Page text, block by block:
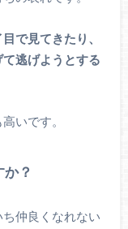
で見てきたり、
逃げようとする
いです。
？
仲良くなれない